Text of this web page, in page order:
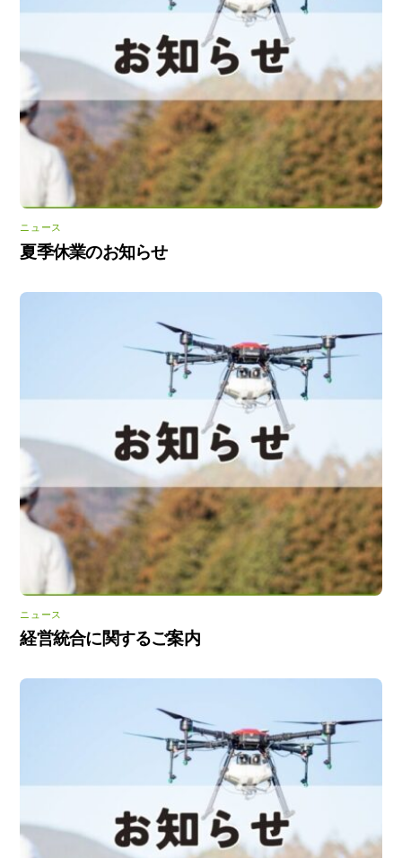
ニュース
夏季休業のお知らせ
ニュース
経営統合に関するご案内